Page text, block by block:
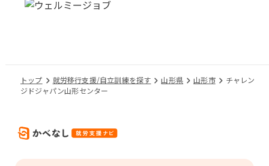
トップ 就労移行支援/自立訓練を探す 山形県 山形市
チャレン
ジドジャパン山形センター